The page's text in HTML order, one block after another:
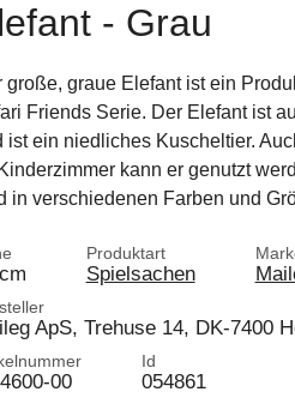
- Grau
große, graue Elefant ist ein
Friends Serie. Der Elefant ist
ist ein niedliches Kuscheltier.
kann er genutzt
in verschiedenen Farben und
Produktart
Spielsachen
ApS, Trehuse 14, DK-7400
00
Id
054861